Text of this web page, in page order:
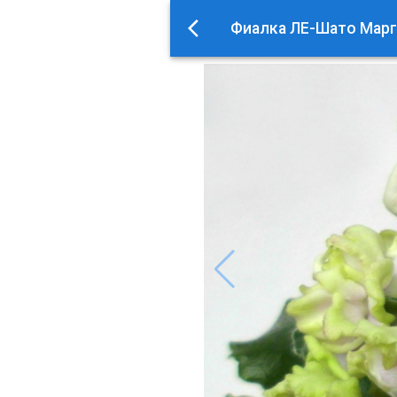
Фиалка ЛЕ-Шато